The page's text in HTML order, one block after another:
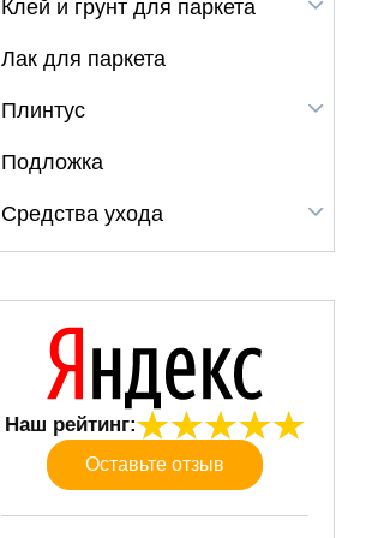
Клей и грунт для паркета
Лак для паркета
Плинтус
Подложка
Средства ухода
Наш рейтинг:
Оставьте отзыв